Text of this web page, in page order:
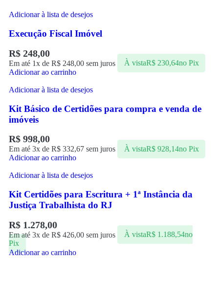
Adicionar à lista de desejos
Execução Fiscal Imóvel
R$ 248,00
Em até 1x de R$ 248,00 sem juros À vistaR$230,64no Pix
Adicionar ao carrinho
Adicionar à lista de desejos
Kit Básico de Certidões para compra e venda de
imóveis
R$ 998,00
Em até 3x de R$ 332,67 sem juros À vistaR$928,14no Pix
Adicionar ao carrinho
Adicionar à lista de desejos
Kit Certidões para Escritura + 1ª Instância da
Justiça Trabalhista do RJ
R$ 1.278,00
Em até 3x de R$ 426,00 sem juros À vistaR$1.188,54no
Pix
Adicionar ao carrinho